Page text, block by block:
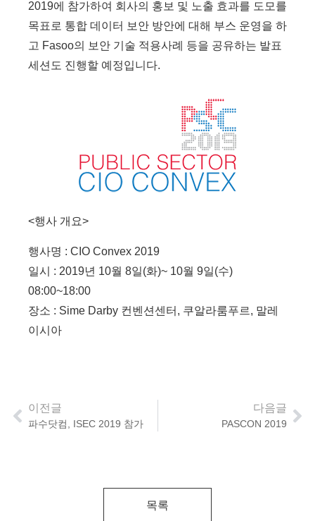
2019에 참가하여 회사의 홍보 및 노출 효과를 도모를
목표로 통합 데이터 보안 방안에 대해 부스 운영을 하
고 Fasoo의 보안 기술 적용사례 등을 공유하는 발표
세션도 진행할 예정입니다.
<행사 개요>
행사명 : CIO Convex 2019
일시 : 2019년 10월 8일(화)~ 10월 9일(수)
08:00~18:00
장소 : Sime Darby 컨벤션센터, 쿠알라룸푸르, 말레
이시아
이전글
파수닷컴, ISEC 2019 참가
다음글
PASCON 2019
목록